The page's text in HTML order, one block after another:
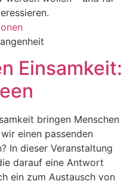
Einsamkeit:
bringen Menschen
einen passenden
In dieser Veranstaltung
darauf eine Antwort
ein zum Austausch von